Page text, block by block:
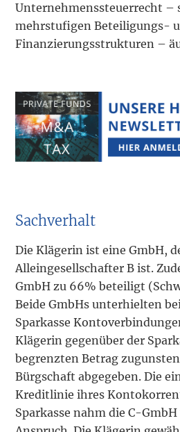
Unternehmenssteuerrecht –
mehrstufigen Beteiligungs-
Finanzierungsstrukturen –
Sachverhalt
Die Klägerin ist eine GmbH,
Alleingesellschafter B ist.
GmbH zu 66% beteiligt
Beide GmbHs unterhielten
Sparkasse
Klägerin gegenüber der
begrenzten Betrag
Bürgschaft abgegeben. Die
Kreditlinie ihres
Sparkasse nahm die C-